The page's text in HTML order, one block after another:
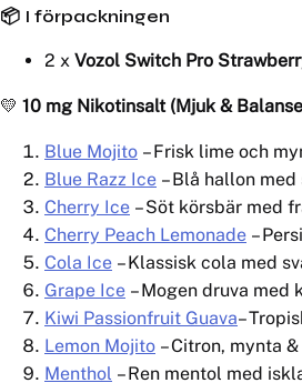
📦 I förpackningen
2 x Vozol Switch Pro
💛 10 mg Nikotinsalt (Mjuk &
Blue Mojito – Frisk lime och
Blue Razz Ice – Blå hallon
Cherry Ice – Söt körsbär med
Cherry Peach Lemonade –
Cola Ice – Klassisk cola med
Grape Ice – Mogen druva med
Kiwi Passionfruit Guava–
Lemon Mojito – Citron, mynta
Menthol – Ren mentol med